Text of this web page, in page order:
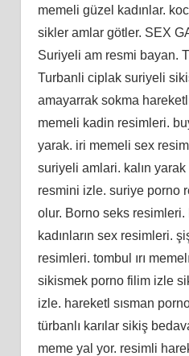
memeli güzel kadınlar.
sikler amlar götler. SEX
Suriyeli am resmi bayan.
Turbanli ciplak suriyeli
amayarrak sokma
memeli kadin resimleri.
yarak. iri memeli sex
suriyeli amlari. kalın yarak
resmini izle. suriye porno
olur. Borno seks resimleri.
kadınların sex resimleri.
resimleri. tombul ırı
sikismek porno filim izle
izle. hareketl sısman
türbanlı karılar sikiş
meme yal yor. resimli